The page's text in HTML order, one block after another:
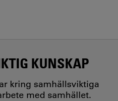
KUNSKAP
kring samhällsviktiga
med samhället.